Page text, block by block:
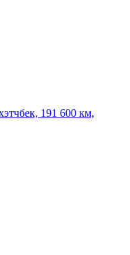
191 600 км,